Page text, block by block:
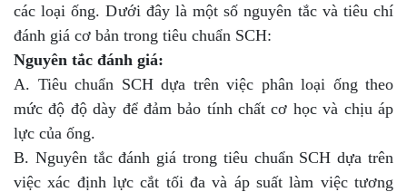
các loại ống. Dưới đây là một số nguyên tắc và tiêu chí
đánh giá cơ bản trong tiêu chuẩn SCH:
Nguyên tắc đánh giá:
A. Tiêu chuẩn SCH dựa trên việc phân loại ống theo
mức độ độ dày để đảm bảo tính chất cơ học và chịu áp
lực của ống.
B. Nguyên tắc đánh giá trong tiêu chuẩn SCH dựa trên
việc xác định lực cắt tối đa và áp suất làm việc tương